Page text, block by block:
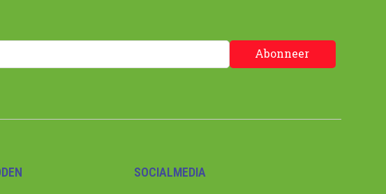
Abonneer
SOCIALMEDIA